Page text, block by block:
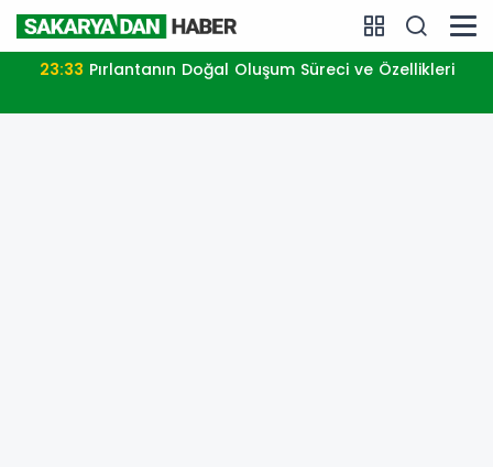
23:33 Pırlantanın Doğal Oluşum Süreci ve Özellikleri